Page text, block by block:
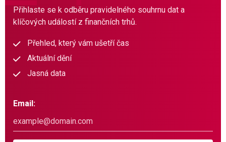
Přihlaste se k odběru pravidelného souhrnu dat a
klíčových událostí z finančních trhů.
Přehled, který vám ušetří čas
Aktuální dění
Jasná data
Email: